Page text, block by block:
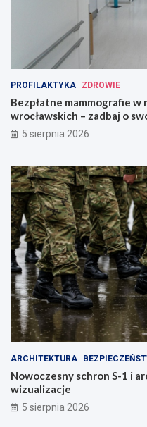
PROFILAKTYKA ZDROWIE
Bezpłatne mammografie
wrocławskich – zadbaj o
5 sierpnia 2026
ARCHITEKTURA
Nowoczesny schron S-1 i
wizualizacje
5 sierpnia 2026